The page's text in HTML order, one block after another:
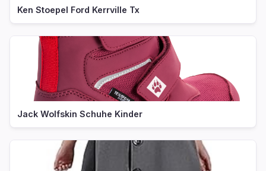
Ken Stoepel Ford Kerrville Tx
Jack Wolfskin Schuhe Kinder